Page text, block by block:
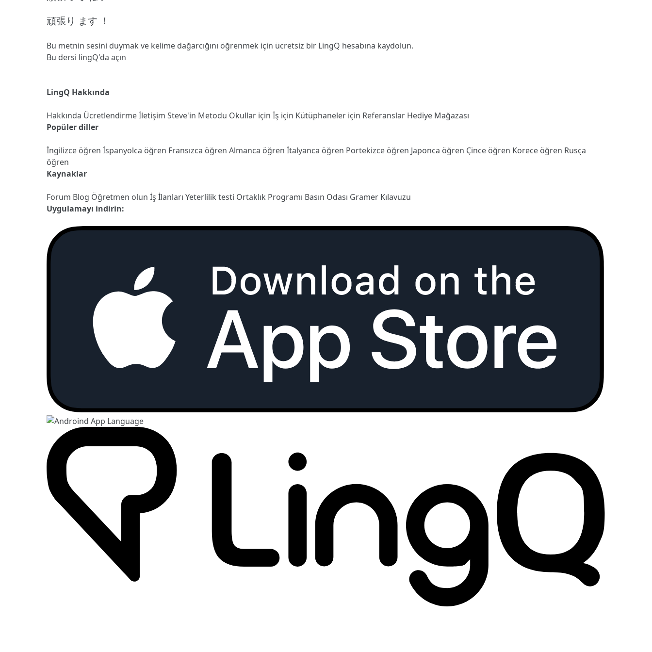
頑張り ます ！
Bu metnin sesini duymak ve kelime dağarcığını öğrenmek için ücretsiz bir LingQ hesabına kaydolun.
Bu dersi lingQ'da açın
LingQ Hakkında
Hakkında Ücretlendirmeİletişim Steve'in Metodu Okullar için İş için Kütüphaneler için Referanslar Hediye Mağazası
Popüler diller
İngilizce öğren İspanyolca öğren Fransızca öğren Almanca öğren İtalyanca öğren Portekizce öğren Japonca öğren Çince öğren Korece öğren Rusça
öğren
Kaynaklar
Forum Blog Öğretmen olun İş İlanları Yeterlilik testi Ortaklık Programı Basın Odası Gramer Kılavuzu
Uygulamayı indirin: